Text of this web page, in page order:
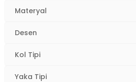
Materyal
Desen
Kol Tipi
Yaka Tipi